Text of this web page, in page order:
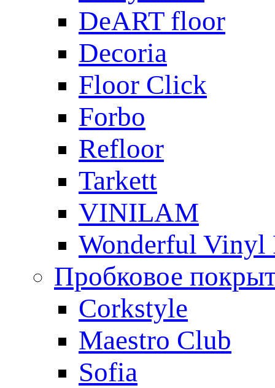
DeART floor
Decoria
Floor Click
Forbo
Refloor
Tarkett
VINILAM
Wonderful Vinyl
Пробковое
Corkstyle
Maestro Club
Sofia